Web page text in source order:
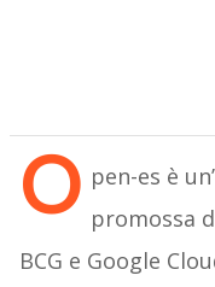
O pen-es è
promossa
BCG e Google